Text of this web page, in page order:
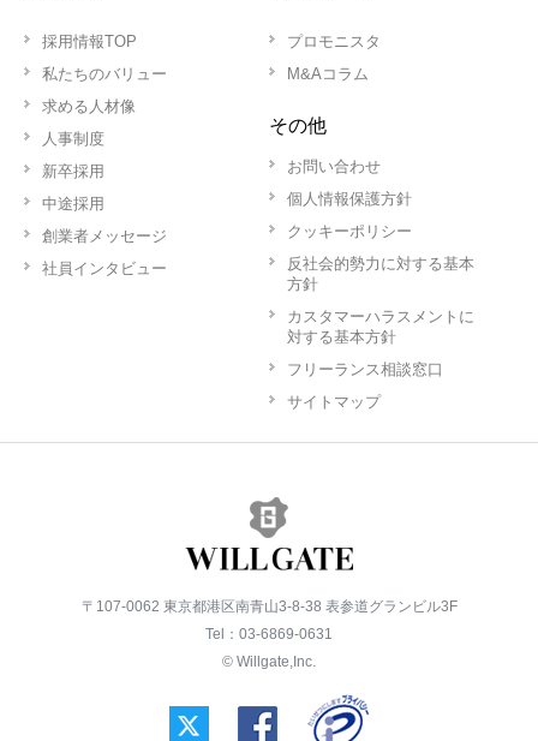
採用情報TOP
私たちのバリュー
求める人材像
人事制度
新卒採用
中途採用
創業者メッセージ
社員インタビュー
プロモニスタ
M&Aコラム
その他
お問い合わせ
個人情報保護方針
クッキーポリシー
反社会的勢力に対する基本
方針
カスタマーハラスメントに
対する基本方針
フリーランス相談窓口
サイトマップ
〒107-0062 東京都港区南青山3-8-38 表参道グランビル3F
Tel：03-6869-0631
© Willgate,Inc.